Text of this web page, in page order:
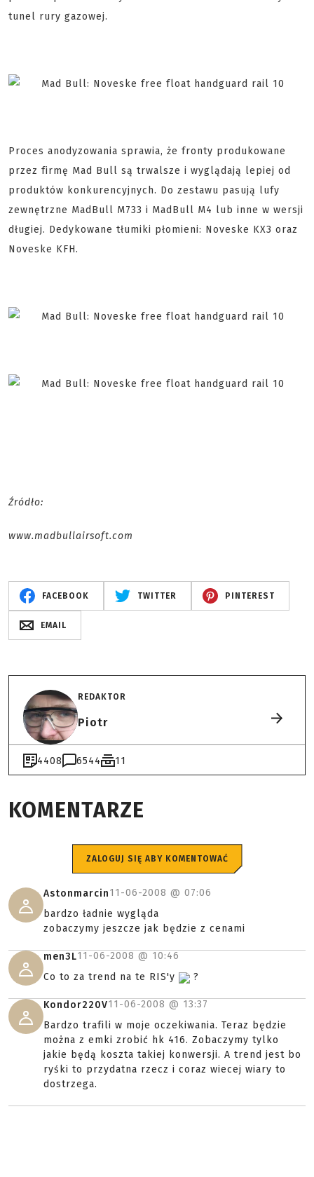
tunel rury gazowej.
Proces anodyzowania sprawia, że fronty produkowane
przez firmę Mad Bull są trwalsze i wyglądają lepiej od
produktów konkurencyjnych. Do zestawu pasują lufy
zewnętrzne MadBull M733 i MadBull M4 lub inne w wersji
długiej. Dedykowane tłumiki płomieni: Noveske KX3 oraz
Noveske KFH.
Źródło:
www.madbullairsoft.com
FACEBOOK TWITTER PINTEREST
EMAIL
REDAKTOR
Piotr
4408 6544 11
KOMENTARZE
ZALOGUJ SIĘ ABY KOMENTOWAĆ
Astonmarcin11-06-2008 @ 07:06
bardzo ładnie wygląda
zobaczymy jeszcze jak będzie z cenami
men3L11-06-2008 @ 10:46
Co to za trend na te RIS'y
?
Kondor220V11-06-2008 @ 13:37
Bardzo trafili w moje oczekiwania. Teraz będzie
można z emki zrobić hk 416. Zobaczymy tylko
jakie będą koszta takiej konwersji. A trend jest bo
ryśki to przydatna rzecz i coraz wiecej wiary to
dostrzega.